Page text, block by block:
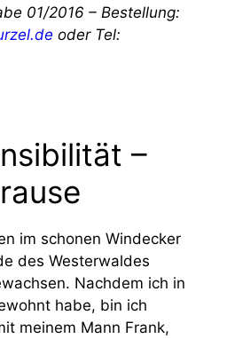
01/2016 – Bestellung:
oder Tel:
–
im schonen Windecker
des Westerwaldes
Nachdem ich in
habe, bin ich
meinem Mann Frank,